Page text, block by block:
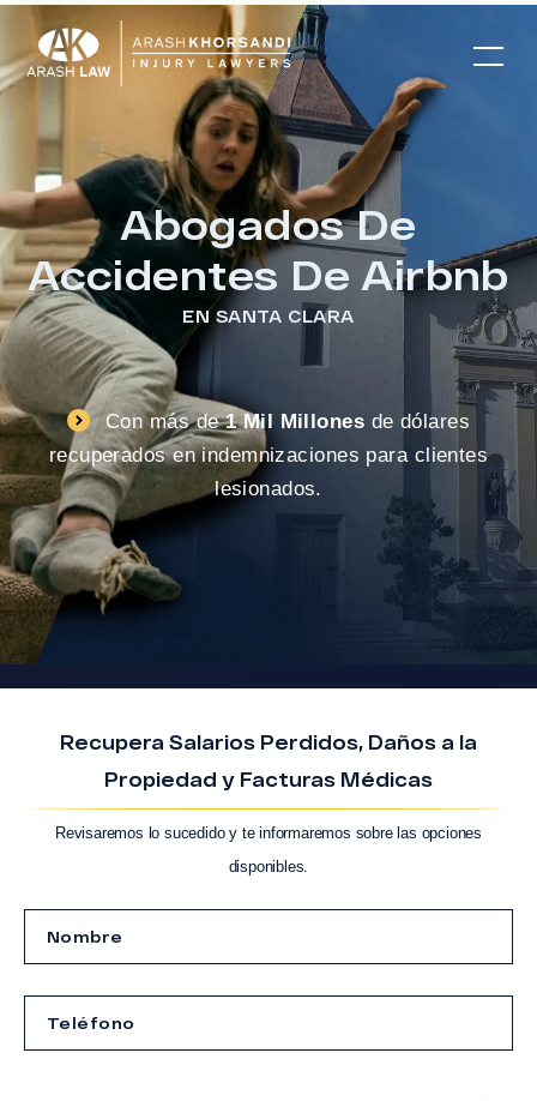
Abogados De
Accidentes De Airbnb
EN SANTA CLARA
Con más de1 Mil Millones de dólares
recuperados en indemnizaciones para clientes
lesionados.
Recupera Salarios Perdidos, Daños a la
Propiedad y Facturas Médicas
Revisaremos lo sucedido y te informaremos sobre las opciones
disponibles.